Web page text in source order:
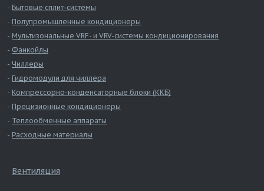
Бытовые сплит-системы
Полупромышленные кондиционеры
Мультизональные VRF- и VRV-системы кондиционирования
Фанкойлы
Чиллеры
Гидромодули для чиллера
Компрессорно-конденсаторные блоки (ККБ)
Прецизионные кондиционеры
Теплообменные аппараты
Расходные материалы
Вентиляция